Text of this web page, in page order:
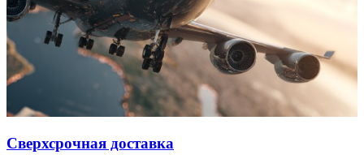
Сверхсрочная доставка